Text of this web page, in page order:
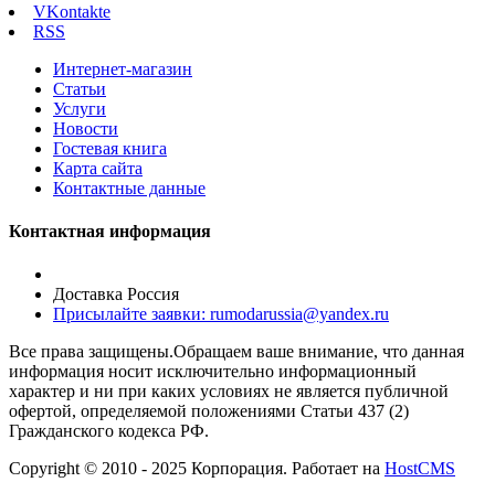
VKontakte
RSS
Интернет-магазин
Статьи
Услуги
Новости
Гостевая книга
Карта сайта
Контактные данные
Контактная информация
Доставка Россия
Присылайте заявки: rumodarussia@yandex.ru
Все права защищены.Обращаем ваше внимание, что данная
информация носит исключительно информационный
характер и ни при каких условиях не является публичной
офертой, определяемой положениями Статьи 437 (2)
Гражданского кодекса РФ.
Copyright © 2010 - 2025 Корпорация. Работает на HostCMS